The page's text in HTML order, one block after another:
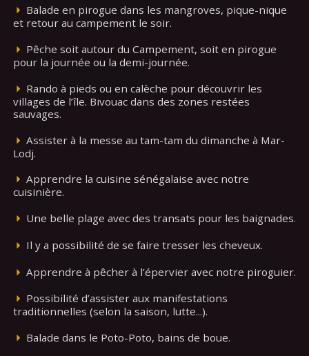
Balade en pirogue dans les mangroves, pique-nique
et retour au campement le soir.
Pêche soit autour du Campement, soit en pirogue
pour la journée ou la demi-journée.
Rando à pieds ou en calèche pour découvrir les
villages de l’île. Bivouac dans des zones restées
sauvages.
Assister à la messe au tam-tam du dimanche à Mar-
Lodj.
Apprendre la cuisine sénégalaise avec notre
cuisinière.
Une belle plage avec des transats pour les baignades.
Il y a possibilité de se faire tresser les cheveux.
Apprendre à pêcher à l’épervier avec notre piroguier.
Possibilité d’assister aux manifestations
traditionnelles (selon la saison, lutte...).
Balade dans le Poto-Poto, bains de boue.